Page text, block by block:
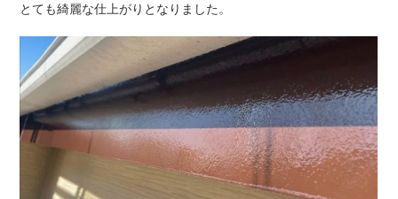
とても綺麗な仕上がりとなりました。